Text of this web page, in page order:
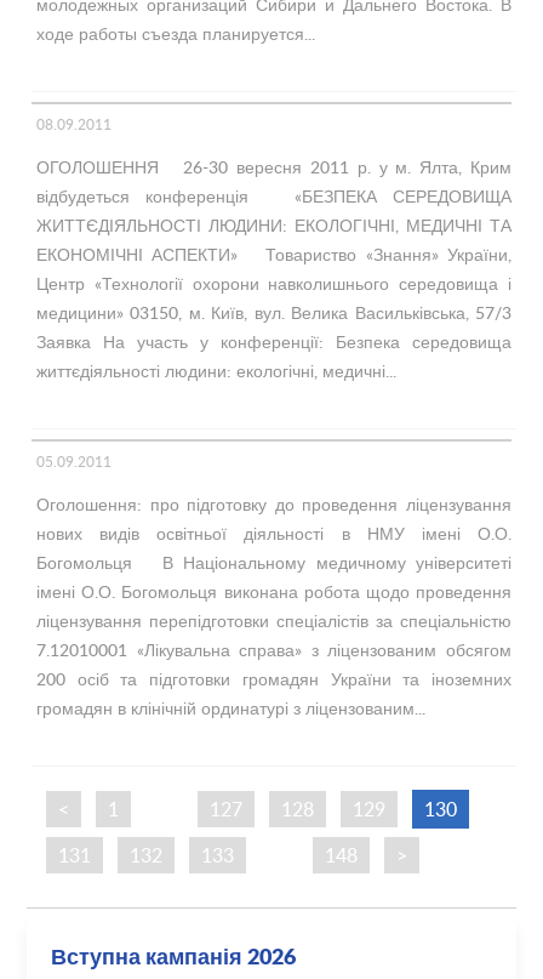
ходе работы съезда планируется...
08.09.2011
ОГОЛОШЕННЯ 26-30 вересня 2011 р. у м. Ялта, Крим
відбудеться конференція «БЕЗПЕКА СЕРЕДОВИЩА
ЖИТТЄДІЯЛЬНОСТІ ЛЮДИНИ: ЕКОЛОГІЧНІ, МЕДИЧНІ ТА
ЕКОНОМІЧНІ АСПЕКТИ» Товариство «Знання» України,
Центр «Технології охорони навколишнього середовища і
медицини» 03150, м. Київ, вул. Велика Васильківська, 57/3
Заявка На участь у конференції: Безпека середовища
життєдіяльності людини: екологічні, медичні...
05.09.2011
Оголошення: про підготовку до проведення ліцензування
нових видів освітньої діяльності в НМУ імені О.О.
Богомольця В Національному медичному університеті
імені О.О. Богомольця виконана робота щодо проведення
ліцензування перепідготовки спеціалістів за спеціальністю
7.12010001 «Лікувальна справа» з ліцензованим обсягом
200 осіб та підготовки громадян України та іноземних
громадян в клінічній ординатурі з ліцензованим...
< 1 127 128 129
130
131
132 133 148 >
Вступна кампанія 2026